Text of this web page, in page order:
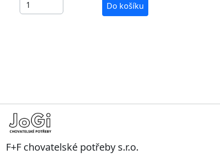
Do košíku
F+F chovatelské potřeby s.r.o.